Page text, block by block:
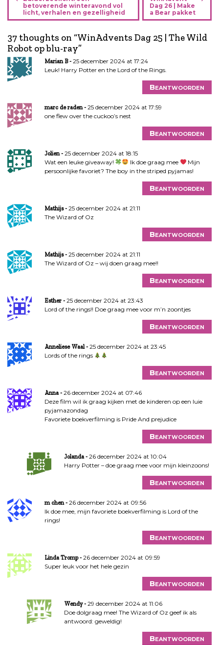
r
c
h
t
n
a
i
g
a
i
e
betoverende winteravond vol
licht, verhalen en gezelligheid
Dag 26 | Make
a Bear pakket
37 thoughts on “WinAdvents Dag 25 | The Wild
Robot op blu-ray”
Marian B
25 december 2024 at 17:24
Leuk! Harry Potter en the Lord of the Rings.
Beantwoorden
marc de raden
25 december 2024 at 17:59
one flew over the cuckoo’s nest
Beantwoorden
Jolien
25 december 2024 at 18:15
Wat een leuke giveaway!
Ik doe graag mee
Mijn
persoonlijke favoriet? The boy in the striped pyjamas!
Beantwoorden
Mathijs
25 december 2024 at 21:11
The Wizard of Oz
Beantwoorden
Mathijs
25 december 2024 at 21:11
The Wizard of Oz – wij doen graag mee!!
Beantwoorden
Esther
25 december 2024 at 23:43
Lord of the rings!! Doe graag mee voor m’n zoontjes
Beantwoorden
Anneliese Waal
25 december 2024 at 23:45
Lords of the rings
Beantwoorden
Anna
26 december 2024 at 07:46
Deze film wil ik graag kijken met de kinderen op een luie
pyjamazondag
Favoriete boekverfilming is Pride And prejudice
Beantwoorden
Jolanda
26 december 2024 at 10:04
Harry Potter – doe graag mee voor mijn kleinzoons!
Beantwoorden
m chen
26 december 2024 at 09:56
Ik doe mee, mijn favoriete boekverfilming is Lord of the
rings!
Beantwoorden
Linda Tromp
26 december 2024 at 09:59
Super leuk voor het hele gezin
Beantwoorden
Wendy
29 december 2024 at 11:06
Doe dolgraag mee! The Wizard of Oz geef ik als
antwoord: geweldig!
Beantwoorden